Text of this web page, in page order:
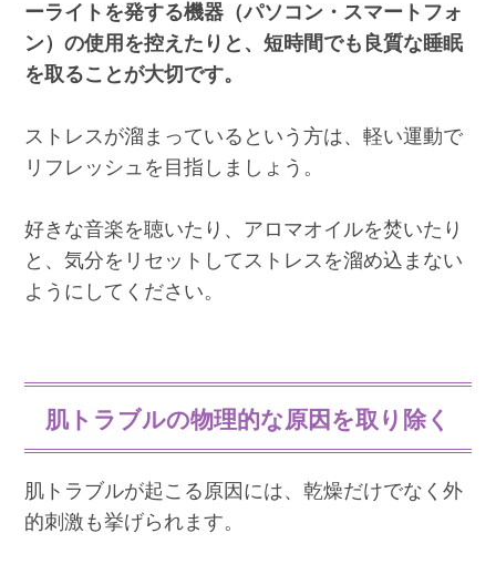
ーライトを発する機器（パソコン・スマートフォ
ン）の使用を控えたりと、短時間でも良質な睡眠
を取ることが大切です。
ストレスが溜まっているという方は、軽い運動で
リフレッシュを目指しましょう。
好きな音楽を聴いたり、アロマオイルを焚いたり
と、気分をリセットしてストレスを溜め込まない
ようにしてください。
肌トラブルの物理的な原因を取り除く
肌トラブルが起こる原因には、乾燥だけでなく外
的刺激も挙げられます。